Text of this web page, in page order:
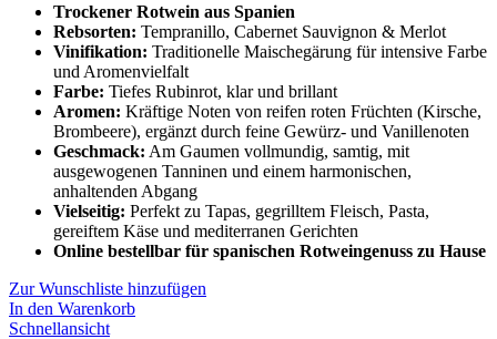
Trockener Rotwein aus Spanien
Rebsorten: Tempranillo, Cabernet Sauvignon & Merlot
Vinifikation: Traditionelle Maischegärung für intensive Farbe
und Aromenvielfalt
Farbe: Tiefes Rubinrot, klar und brillant
Aromen: Kräftige Noten von reifen roten Früchten (Kirsche,
Brombeere), ergänzt durch feine Gewürz- und Vanillenoten
Geschmack: Am Gaumen vollmundig, samtig, mit
ausgewogenen Tanninen und einem harmonischen,
anhaltenden Abgang
Vielseitig: Perfekt zu Tapas, gegrilltem Fleisch, Pasta,
gereiftem Käse und mediterranen Gerichten
Online bestellbar für spanischen Rotweingenuss zu Hause
Zur Wunschliste hinzufügen
In den Warenkorb
Schnellansicht